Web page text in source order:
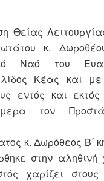
Θείας
κ.
Ναό του
Κέας και με
εντός και εκτός
τον
κ. Δωρόθεος Β΄
στην αληθινή
χαρίζει